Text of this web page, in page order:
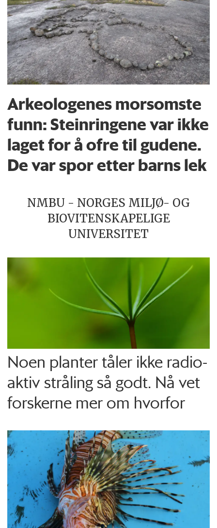
Arkeologenes morsomste
funn: Steinringene var ikke
laget for å ofre til gudene.
De var spor etter barns lek
NMBU - NORGES MILJØ- OG
BIOVITENSKAPELIGE
UNIVERSITET
Noen planter tåler ikke radio­
aktiv stråling så godt. Nå vet
forskerne mer om hvorfor